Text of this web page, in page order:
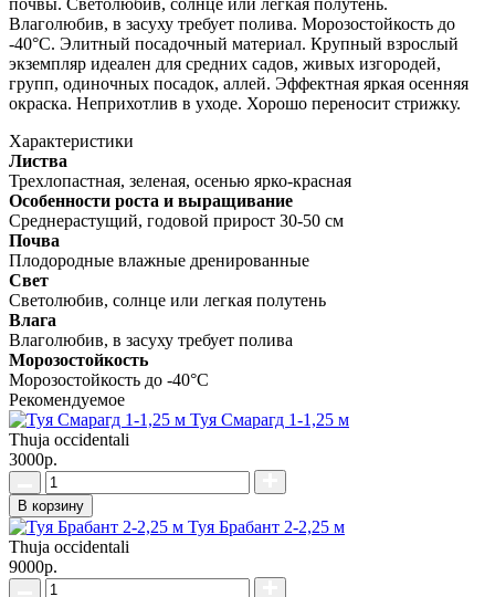
почвы. Светолюбив, солнце или легкая полутень.
Влаголюбив, в засуху требует полива. Морозостойкость до
-40°C. Элитный посадочный материал. Крупный взрослый
экземпляр идеален для средних садов, живых изгородей,
групп, одиночных посадок, аллей. Эффектная яркая осенняя
окраска. Неприхотлив в уходе. Хорошо переносит стрижку.
Характеристики
Листва
Трехлопастная, зеленая, осенью ярко-красная
Особенности роста и выращивание
Среднерастущий, годовой прирост 30-50 см
Почва
Плодородные влажные дренированные
Свет
Светолюбив, солнце или легкая полутень
Влага
Влаголюбив, в засуху требует полива
Морозостойкость
Морозостойкость до -40°C
Рекомендуемое
Туя Смарагд 1-1,25 м
Thuja occidentali
3000р.
В корзину
Туя Брабант 2-2,25 м
Thuja occidentali
9000р.